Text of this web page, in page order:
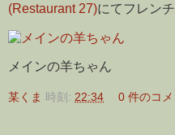
(Restaurant 27)にてフレン
メインの羊ちゃん
某くま 時刻: 22:34 0 件のコ